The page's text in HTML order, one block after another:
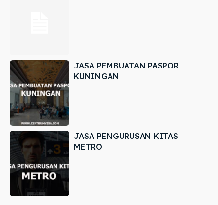
JASA PEMBUATAN PASPOR
KUNINGAN
JASA PENGURUSAN KITAS
METRO